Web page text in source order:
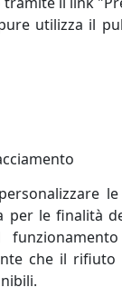
utilizza il
per le finalità
che il rifiuto